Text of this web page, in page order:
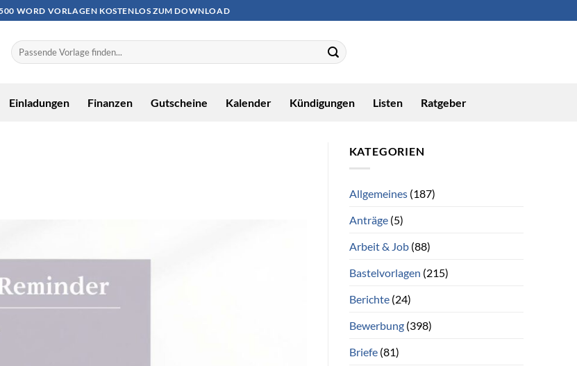
WORD VORLAGEN KOSTENLOS ZUM DOWNLOAD
Einladungen Finanzen Gutscheine Kalender Kündigungen Listen Ratgeber
KATEGORIEN
Allgemeines(187)
Anträge(5)
Arbeit & Job(88)
Bastelvorlagen (215)
Berichte(24)
Bewerbung(398)
Briefe(81)